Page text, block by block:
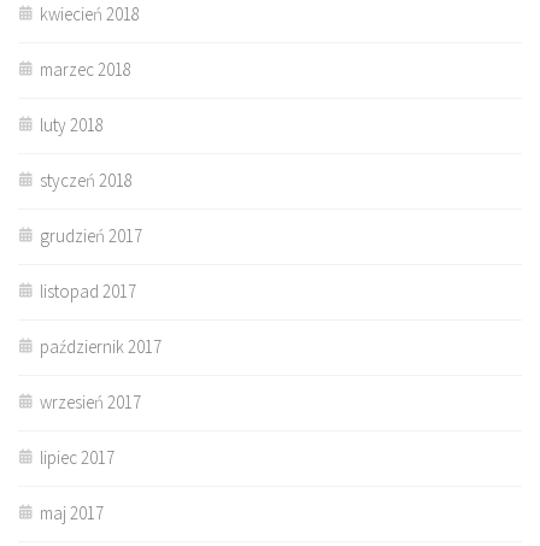
kwiecień 2018
marzec 2018
luty 2018
styczeń 2018
grudzień 2017
listopad 2017
październik 2017
wrzesień 2017
lipiec 2017
maj 2017